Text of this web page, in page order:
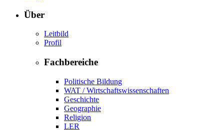
Über
Leitbild
Profil
Fachbereiche
Politische Bildung
WAT / Wirtschaftswissenschaften
Geschichte
Geographie
Religion
LER